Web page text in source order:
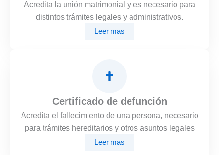
Acredita la unión matrimonial y es necesario para
distintos trámites legales y administrativos.
Leer mas
Certificado de defunción
Acredita el fallecimiento de una persona, necesario
para trámites hereditarios y otros asuntos legales
Leer mas